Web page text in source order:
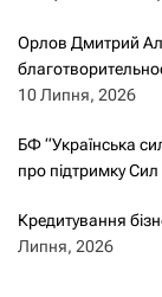
Орлов Дмитрий
10 Липня, 2026
БФ “Українська
про підтримку
Кредитування
Липня, 2026